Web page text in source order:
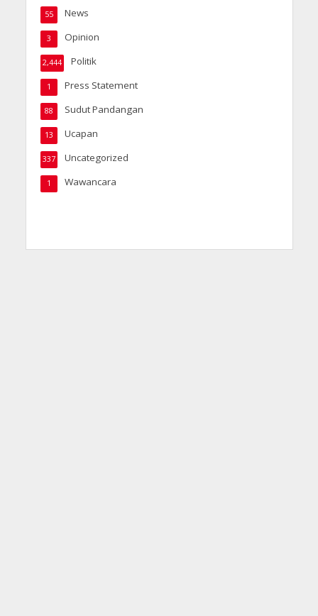
News
55
Opinion
3
Politik
2,444
Press Statement
1
Sudut Pandangan
88
Ucapan
13
Uncategorized
337
Wawancara
1